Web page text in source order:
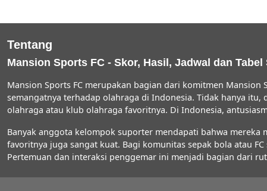
Tentang
Mansion Sports FC - Skor, Hasil, Jadwal dan Tabel
Mansion Sports FC merupakan bagian dari komitmen
semangatnya terhadap olahraga di Indonesia. Tidak hanya
olahraga atau klub olahraga favoritnya. Di Indonesia,
Banyak anggota kelompok suporter mendapati bahwa
favoritnya juga sangat kuat. Bagi komunitas sepak bola atau
Pertemuan dan interaksi penggemar ini menjadi bagian dari